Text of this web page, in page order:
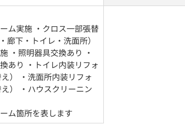
ム実施 ・クロス一部張替
廊下・トイレ・洗面所）
・照明器具交換あり ・
あり ・トイレ内装リフォ
） ・洗面所内装リフォ
） ・ハウスクリーニン
ム箇所を表します